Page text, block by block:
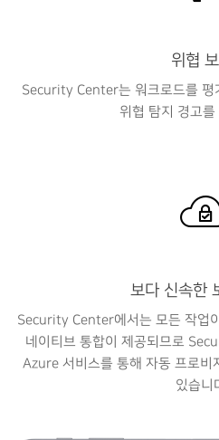
위협
Security Center는 워크로드를 평
위협 탐지 경고
보다 신속한
Security Center에서는 모든 작업
네이티브 통합이 제공되므로
Azure 서비스를 통해 자동 프로비
있습니